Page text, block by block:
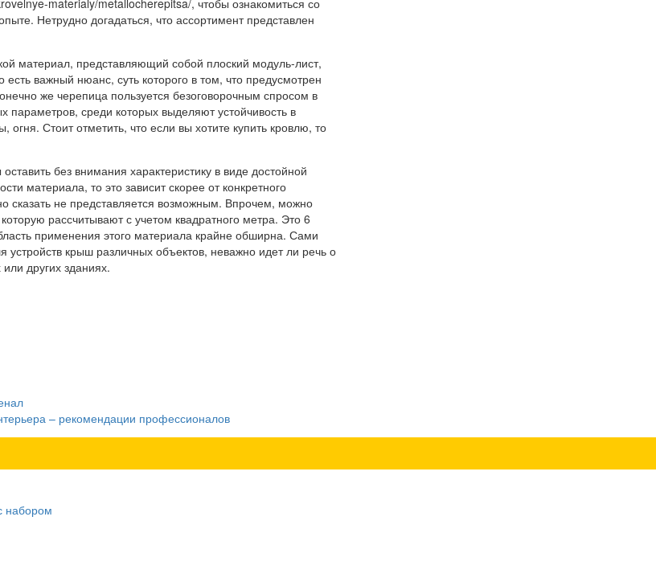
Нетрудно догадаться, что ассортимент представлен
материал, представляющий собой плоский модуль-лист,
важный нюанс, суть которого в том, что предусмотрен
же черепица пользуется безоговорочным спросом в
параметров, среди которых выделяют устойчивость в
Стоит отметить, что если вы хотите купить кровлю, то
без внимания характеристику в виде достойной
материала, то это зависит скорее от конкретного
сказать не представляется возможным. Впрочем, можно
рассчитывают с учетом квадратного метра. Это 6
применения этого материала крайне обширна. Сами
устройств крыш различных объектов, неважно идет ли речь о
других зданиях.
– рекомендации профессионалов
набором